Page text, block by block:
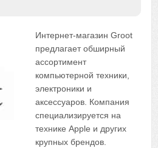
Интернет-магазин Groot
предлагает обширный
ассортимент
компьютерной техники,
электроники и
аксессуаров. Компания
специализируется на
технике Apple и других
крупных брендов.